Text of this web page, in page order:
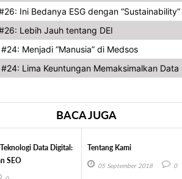
Ini Bedanya ESG dengan “Sustainability”
Lebih Jauh tentang DEI
#24: Menjadi “Manusia” di Medsos
#24: Lima Keuntungan Memaksimalkan Data
BACA JUGA
Data Digital:
SEO
Tentang Kami
05 September 2018 0